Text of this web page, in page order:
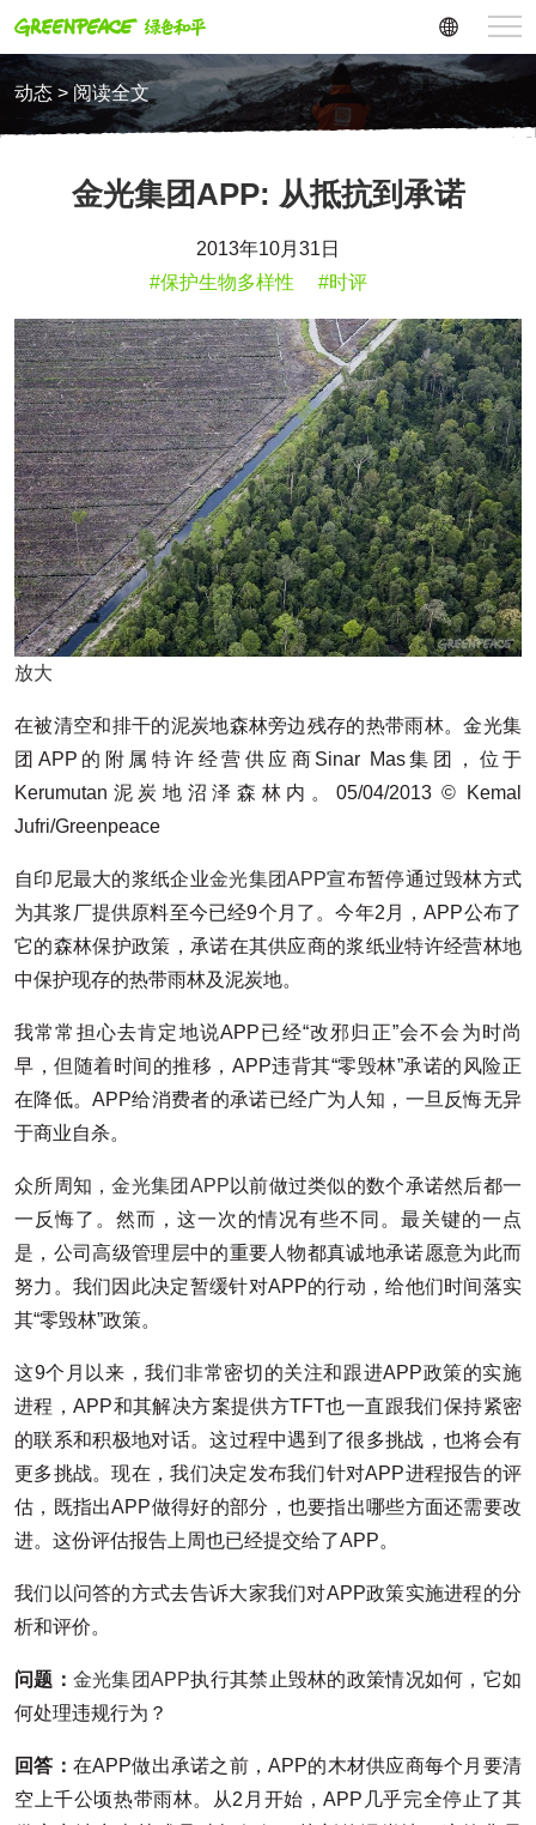
动态 > 阅读全文
金光集团APP: 从抵抗到承诺
2013年10月31日
#保护生物多样性
#时评
放大
在被清空和排干的泥炭地森林旁边残存的热带雨林。金光集
团APP的附属特许经营供应商Sinar Mas集团，位于
Kerumutan泥炭地沼泽森林内。05/04/2013 © Kemal
Jufri/Greenpeace
自印尼最大的浆纸企业金光集团APP宣布暂停通过毁林方式
为其浆厂提供原料至今已经9个月了。今年2月，APP公布了
它的森林保护政策，承诺在其供应商的浆纸业特许经营林地
中保护现存的热带雨林及泥炭地。
我常常担心去肯定地说APP已经“改邪归正”会不会为时尚
早，但随着时间的推移，APP违背其“零毁林”承诺的风险正
在降低。APP给消费者的承诺已经广为人知，一旦反悔无异
于商业自杀。
众所周知，金光集团APP以前做过类似的数个承诺然后都一
一反悔了。然而，这一次的情况有些不同。最关键的一点
是，公司高级管理层中的重要人物都真诚地承诺愿意为此而
努力。我们因此决定暂缓针对APP的行动，给他们时间落实
其“零毁林”政策。
这9个月以来，我们非常密切的关注和跟进APP政策的实施
进程，APP和其解决方案提供方TFT也一直跟我们保持紧密
的联系和积极地对话。这过程中遇到了很多挑战，也将会有
更多挑战。现在，我们决定发布我们针对APP进程报告的评
估，既指出APP做得好的部分，也要指出哪些方面还需要改
进。这份评估报告上周也已经提交给了APP。
我们以问答的方式去告诉大家我们对APP政策实施进程的分
析和评价。
问题： 金光集团APP执行其禁止毁林的政策情况如何，它如
何处理违规行为？
回答： 在APP做出承诺之前，APP的木材供应商每个月要清
空上千公顷热带雨林。从2月开始，APP几乎完全停止了其